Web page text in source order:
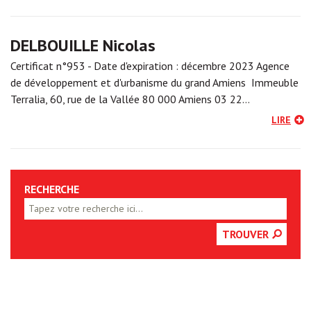
DELBOUILLE Nicolas
Certificat n°953 - Date d'expiration : décembre 2023 Agence
de développement et d'urbanisme du grand Amiens Immeuble
Terralia, 60, rue de la Vallée 80 000 Amiens 03 22…
LIRE
RECHERCHE
TROUVER